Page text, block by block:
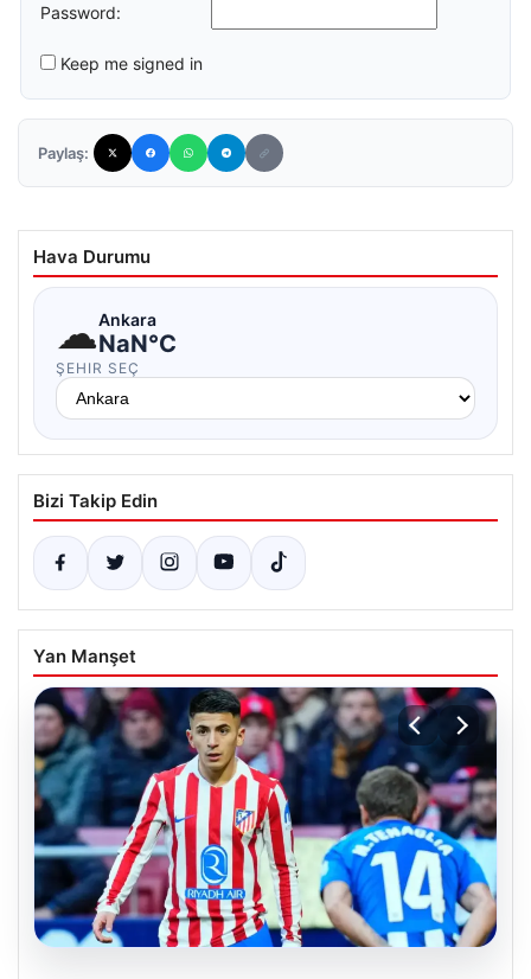
Password:
Keep me signed in
Paylaş:
Hava Durumu
☁Ankara
NaN°C
ŞEHIR SEÇ
Bizi Takip Edin
Yan Manşet